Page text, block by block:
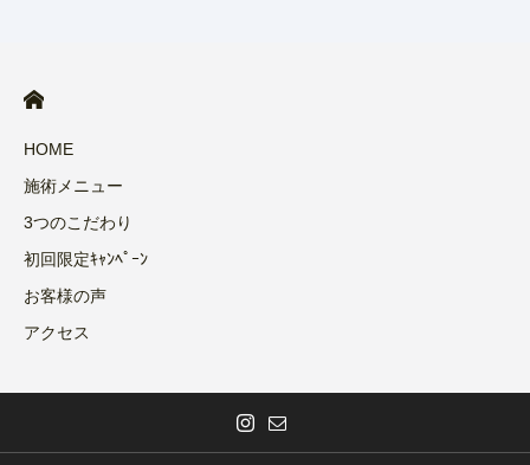
HOME
施術メニュー
3つのこだわり
初回限定ｷｬﾝﾍﾟｰﾝ
お客様の声
アクセス